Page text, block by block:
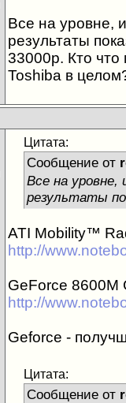
Все на уровне,
результаты
33000р. Кто что
Toshiba в
Цитата:
Сообщение от
Все на уровне,
результаты
ATI Mobility™
http://
GeForce 8600M
http://
Geforce -
Цитата:
Сообщение от